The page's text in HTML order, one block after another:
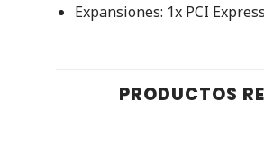
Expansiones: 1x PCI
PRODUCTOS